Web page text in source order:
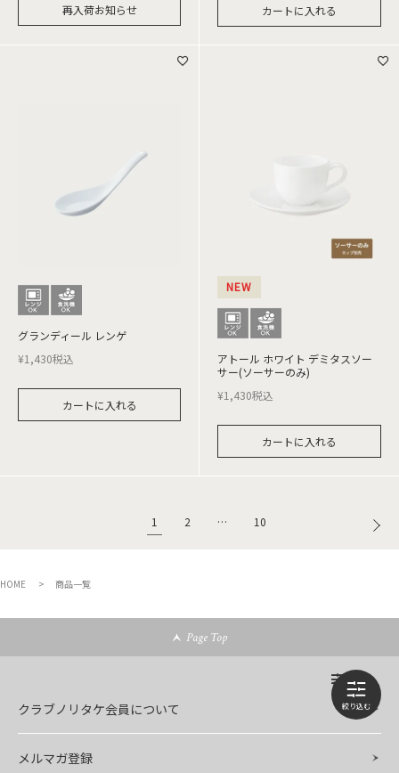
再入荷お知らせ カートに入れる
グランディール レンゲ
¥1,430税込
カートに入れる
NEW
アトール ホワイト デミタスソー
サー(ソーサーのみ)
¥1,430税込
カートに入れる
1 2 … 10
HOME 商品一覧
Page Top
クラブノリタケ会員について
メルマガ登録